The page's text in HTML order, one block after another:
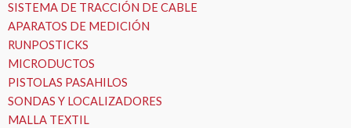
SISTEMA DE TRACCIÓN DE CABLE
APARATOS DE MEDICIÓN
RUNPOSTICKS
MICRODUCTOS
PISTOLAS PASAHILOS
SONDAS Y LOCALIZADORES
MALLA TEXTIL